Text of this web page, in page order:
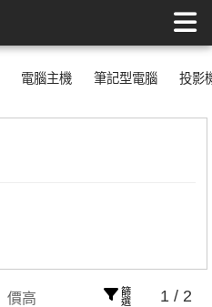
電腦主機 筆記型電腦 投影
價高 篩選 1 / 2